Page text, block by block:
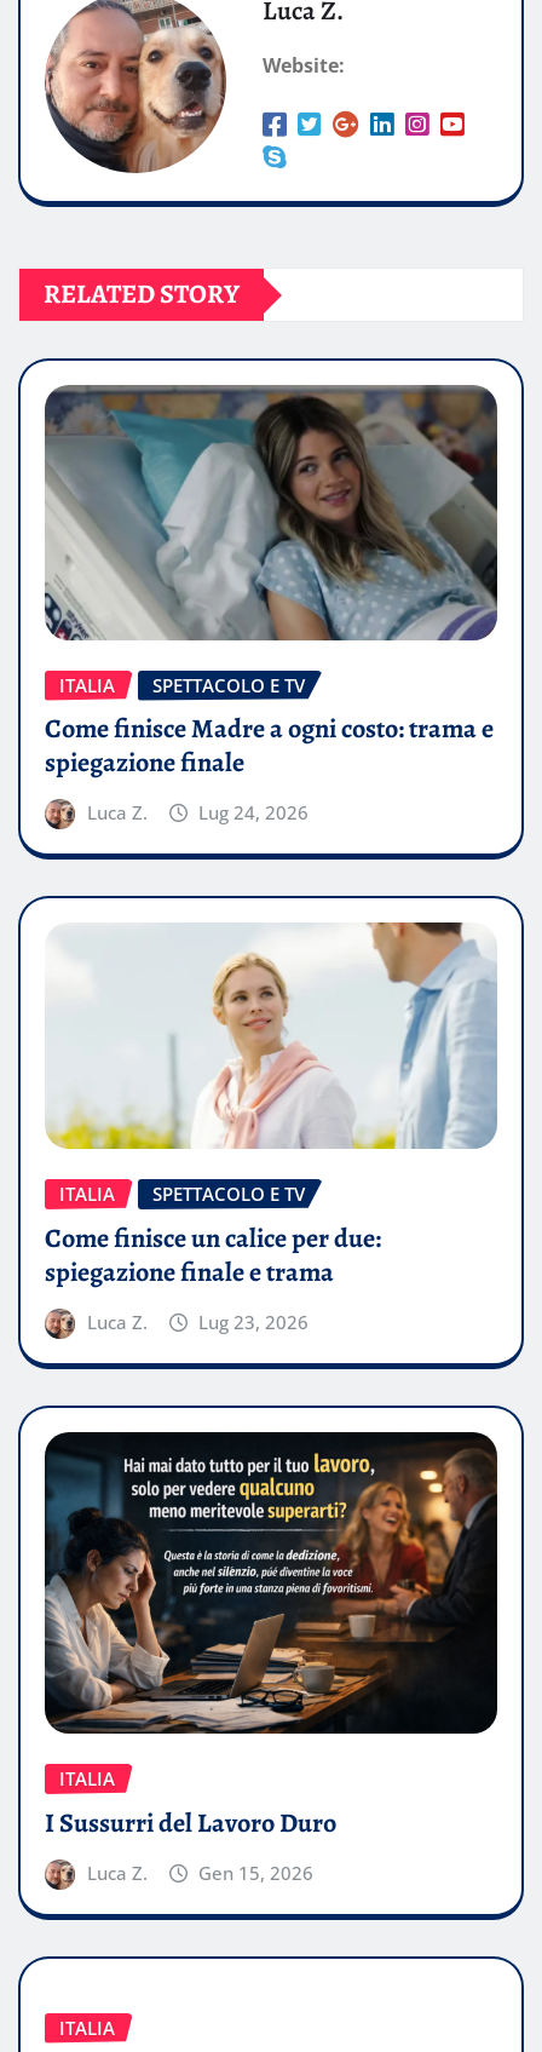
Luca Z.
Website:
RELATED STORY
ITALIA SPETTACOLO E TV
Come finisce Madre a ogni costo: trama e
spiegazione finale
Luca Z. Lug 24, 2026
ITALIA SPETTACOLO E TV
Come finisce un calice per due:
spiegazione finale e trama
Luca Z. Lug 23, 2026
ITALIA
I Sussurri del Lavoro Duro
Luca Z. Gen 15, 2026
ITALIA